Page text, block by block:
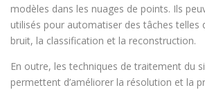
modèles dans les nuages de points. Ils
utilisés pour automatiser des tâches telles
bruit, la classification et la reconstruction.
En outre, les techniques de traitement du
permettent d’améliorer la résolution et la